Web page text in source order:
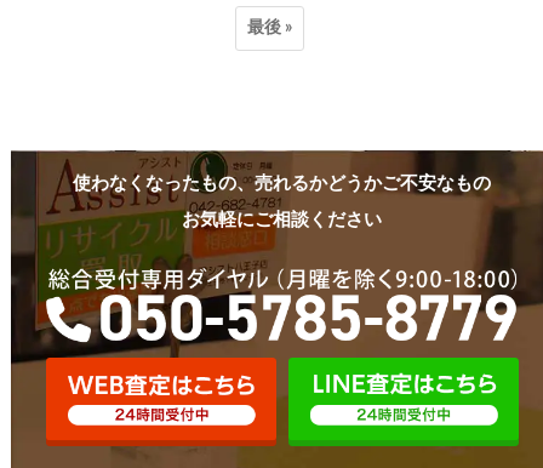
最後 »
使わなくなったもの、売れるかどうかご不安なもの
お気軽にご相談ください